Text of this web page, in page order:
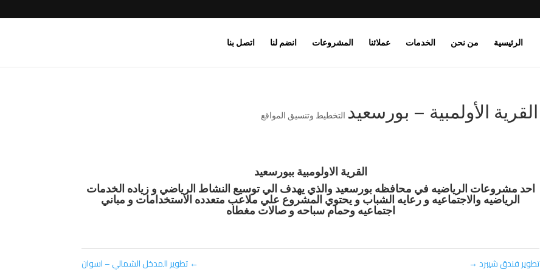
الرئيسية من نحن الخدمات عملائنا المشروعات انضم لنا اتصل بنا
القرية الأولمبية – بورسعيدالتخطيط وتنسيق المواقع
القرية الاولومبية ببورسعيد
احدمشروعاتالرياضيهفيمحافظهبورسعيدوالذييهدفاليتوسيعالنشاطالرياضيوزيادهالخدمات
الرياضيهوالاجتماعيهورعايهالشبابويحتويالمشروععليملاعبمتعددهالاستخداماتومباني
اجتماعيهوحمامسباحهوصالاتمغطاه
← تطوير المدخل الشمالي – اسوان تطوير فندق شيبرد →